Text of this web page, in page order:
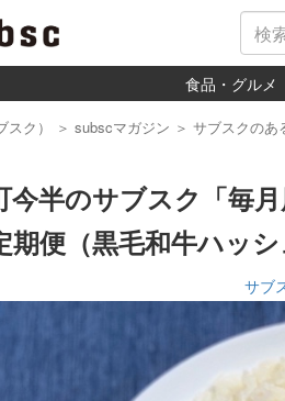
食品・グルメ
ク） ＞ subscマガジン ＞ サブスクのあ
今半のサブスク「毎
期便（黒毛和牛ハッシ
サブ